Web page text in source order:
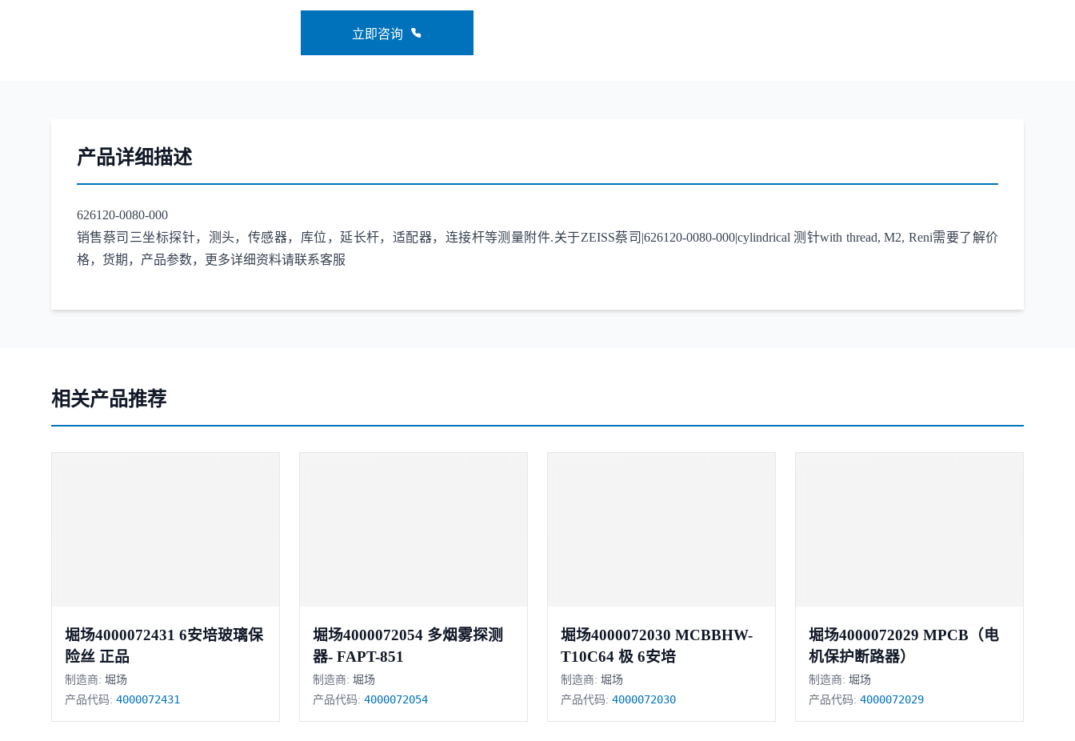
立即咨询
产品详细描述
626120-0080-000
销售蔡司三坐标探针，测头，传感器，库位，延长杆，适配器，连接杆等测量附件.关于ZEISS蔡司|626120-0080-000|cylindrical 测针with thread, M2, Reni需要了解价
格，货期，产品参数，更多详细资料请联系客服
相关产品推荐
堀场4000072431 6安培玻璃保
险丝 正品
制造商: 堀场
产品代码: 4000072431
堀场4000072054 多烟雾探测
器- FAPT-851
制造商: 堀场
产品代码: 4000072054
堀场4000072030 MCBBHW-
T10C64 极 6安培
制造商: 堀场
产品代码: 4000072030
堀场4000072029 MPCB（电
机保护断路器）
制造商: 堀场
产品代码: 4000072029